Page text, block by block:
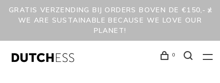
GRATIS VERZENDING BIJ ORDERS BOVEN DE €150,- /
WE ARE SUSTAINABLE BECAUSE WE LOVE OUR
PLANET!
0